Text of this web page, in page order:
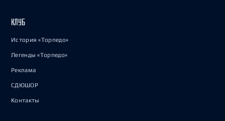
КЛУБ
История «Торпедо»
Легенды «Торпедо»
Реклама
СДЮШОР
Контакты